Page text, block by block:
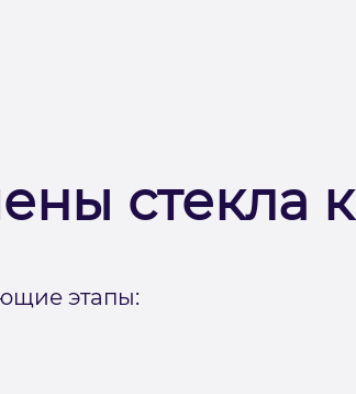
стекла
этапы: